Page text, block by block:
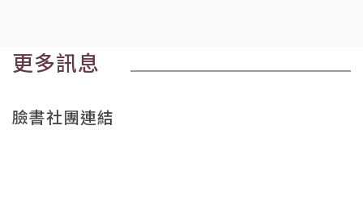
更多訊息
臉書社團連結